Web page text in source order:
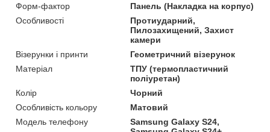
Форм-фактор
Панель (Накладка на корпус)
Особливості
Протиударний,
Пилозахищений, Захист
камери
Візерунки і принти
Геометричний візерунок
Матеріал
ТПУ (термопластичний
поліуретан)
Колір
Чорний
Особливість кольору
Матовий
Модель телефону
Samsung Galaxy S24,